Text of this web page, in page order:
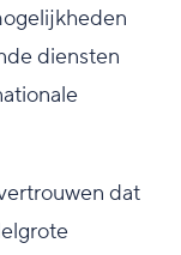
diensten
dat